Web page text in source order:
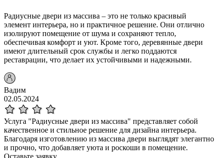
Радиусные двери из массива – это не только красивый
элемент интерьера, но и практичное решение. Они отлично
изолируют помещение от шума и сохраняют тепло,
обеспечивая комфорт и уют. Кроме того, деревянные двери
имеют длительный срок службы и легко поддаются
реставрации, что делает их устойчивыми и надежными.
Вадим
02.05.2024
Услуга "Радиусные двери из массива" представляет собой
качественное и стильное решение для дизайна интерьера.
Благодаря изготовлению из массива двери выглядят элегантно
и прочно, что добавляет уюта и роскоши в помещение.
Оставьте заявку